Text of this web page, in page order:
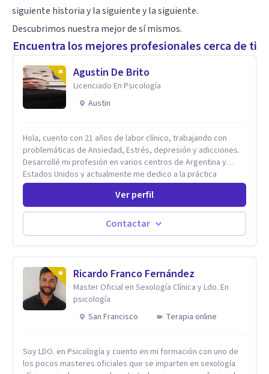
siguiente historia y la siguiente y la siguiente.
Descubrimos nuestra mejor de sí mismos.
Encuentra los mejores profesionales cerca de ti
Agustin De Brito
Licenciado En Psicología
Austin
Hola, cuento con 21 años de labor clínico, trabajando con
problemáticas de Ansiedad, Estrés, depresión y adicciones.
Desarrollé mi profesión en varios centros de Argentina y
Estados Unidos y actualmente me dedico a la práctica
privada. Utilizo terapias cognitivas conductuales basadas en
evidencia científica con comprobados resultados. Los
objetivos terapéuticos están centrados en brindar
herramientas concretas para el cambio, que permitan
desarrollar nuevas habilidades y estrategias basadas en la
Ver perfil
Contactar
Ricardo Franco Fernández
Master Oficial en Sexología Clínica y Ldo. En
psicología
San Francisco
Terapia online
Soy LDO. en Psicología y cuento en mi formación con uno de
los pocos masteres oficiales que se imparten en sexología